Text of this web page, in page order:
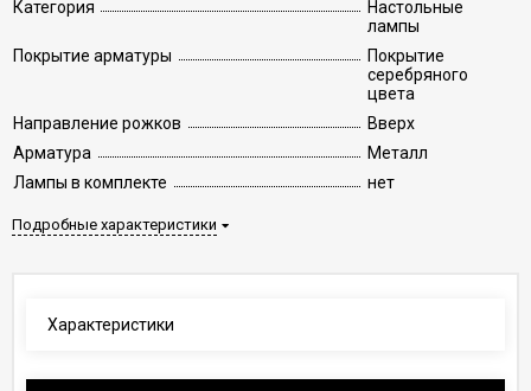
Категория
Настольные
лампы
Покрытие арматуры
Покрытие
серебряного
цвета
Направление рожков
Вверх
Арматура
Металл
Лампы в комплекте
нет
Подробные характеристики
Характеристики